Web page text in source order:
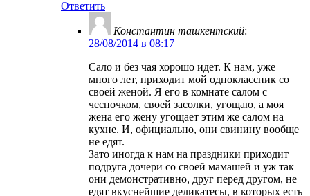
Ответить
Константин ташкентский:
28/08/2014 в 08:17
Сало и без чая хорошо идет. К нам, уже
много лет, приходит мой одноклассник со
своей женой. Я его в комнате салом с
чесночком, своей засолки, угощаю, а моя
жена его жену угощает этим же салом на
кухне. И, официально, они свинину вообще
не едят.
Зато иногда к нам на праздники приходит
подруга дочери со своей мамашей и уж так
они демонстративно, друг перед другом, не
едят вкуснейшие деликатесы, в которых есть